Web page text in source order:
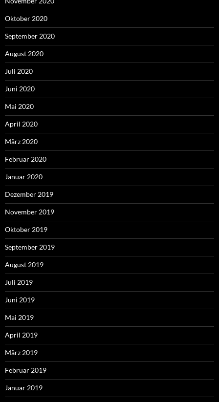
Oktober 2020
September 2020
August 2020
Juli 2020
Juni 2020
Mai 2020
April 2020
März 2020
Februar 2020
Januar 2020
Dezember 2019
November 2019
Oktober 2019
September 2019
August 2019
Juli 2019
Juni 2019
Mai 2019
April 2019
März 2019
Februar 2019
Januar 2019